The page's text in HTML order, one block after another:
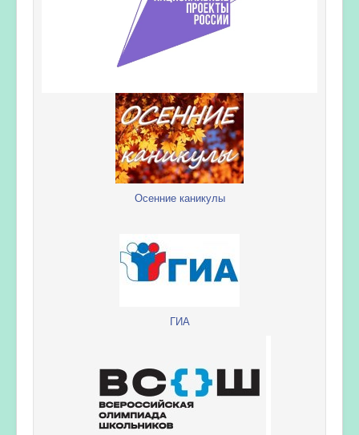
Осенние каникулы
ГИА